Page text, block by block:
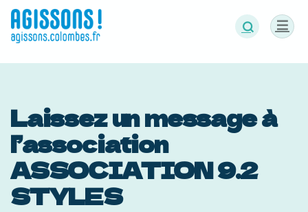
Laissez un message à
l’association
ASSOCIATION 9.2
STYLES
Panneau de gestion des cookies